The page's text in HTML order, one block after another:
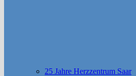
25 Jahre Herzzentrum Saar